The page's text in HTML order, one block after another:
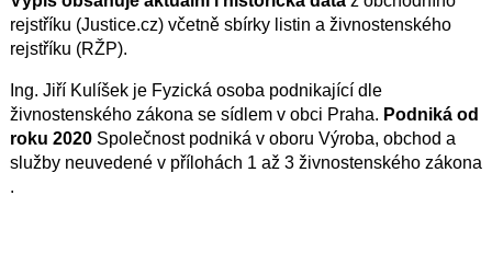
rejstříku (Justice.cz) včetně sbírky listin a živnostenského
rejstříku (RŽP).
Ing. Jiří Kulíšek je Fyzická osoba podnikající dle
živnostenského zákona se sídlem v obci Praha. Podniká od
roku 2020 Společnost podniká v oboru Výroba, obchod a
služby neuvedené v přílohách 1 až 3 živnostenského zákona
.